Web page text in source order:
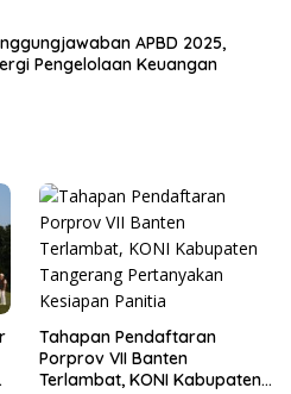
APBD 2025,
Pengelolaan Keuangan
Tahapan Pendaftaran
Porprov VII Banten
Terlambat, KONI Kabupaten